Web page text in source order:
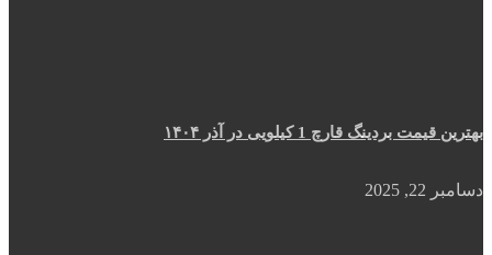
بهترین قیمت بردینگ قارچ 1 کیلویی در آذر ۱۴۰۴
دسامبر 22, 2025